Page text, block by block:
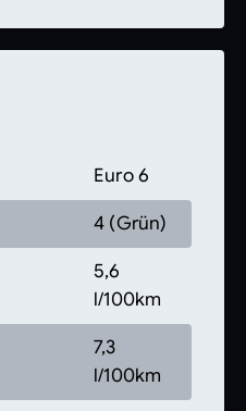
Euro 6
4 (Grün)
5,6
l/100km
7,3
l/100km